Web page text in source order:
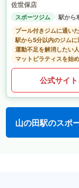
佐世保店
スポーツジム
駅から
プール付きジムに通い
駅から5分以内のジムに
運動不足を解消したい人
マットピラティスを始
公式サイ
山の田駅のスポ